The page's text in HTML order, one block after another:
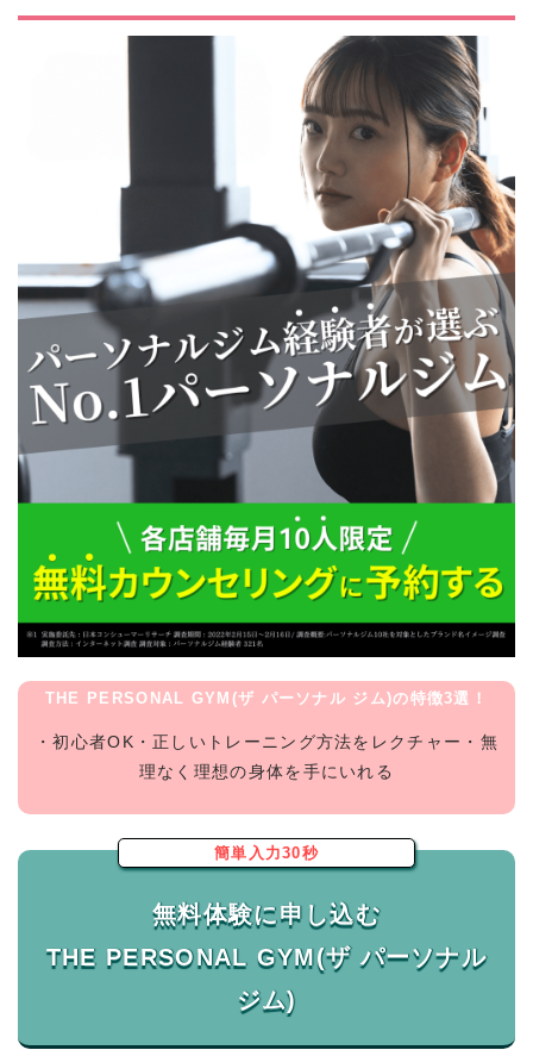
THE PERSONAL GYM(ザ パーソナル ジム)の特徴3選！
・初心者OK・正しいトレーニング方法をレクチャー・無
理なく理想の身体を手にいれる
簡単入力30秒
無料体験に申し込む
THE PERSONAL GYM(ザ パーソナル